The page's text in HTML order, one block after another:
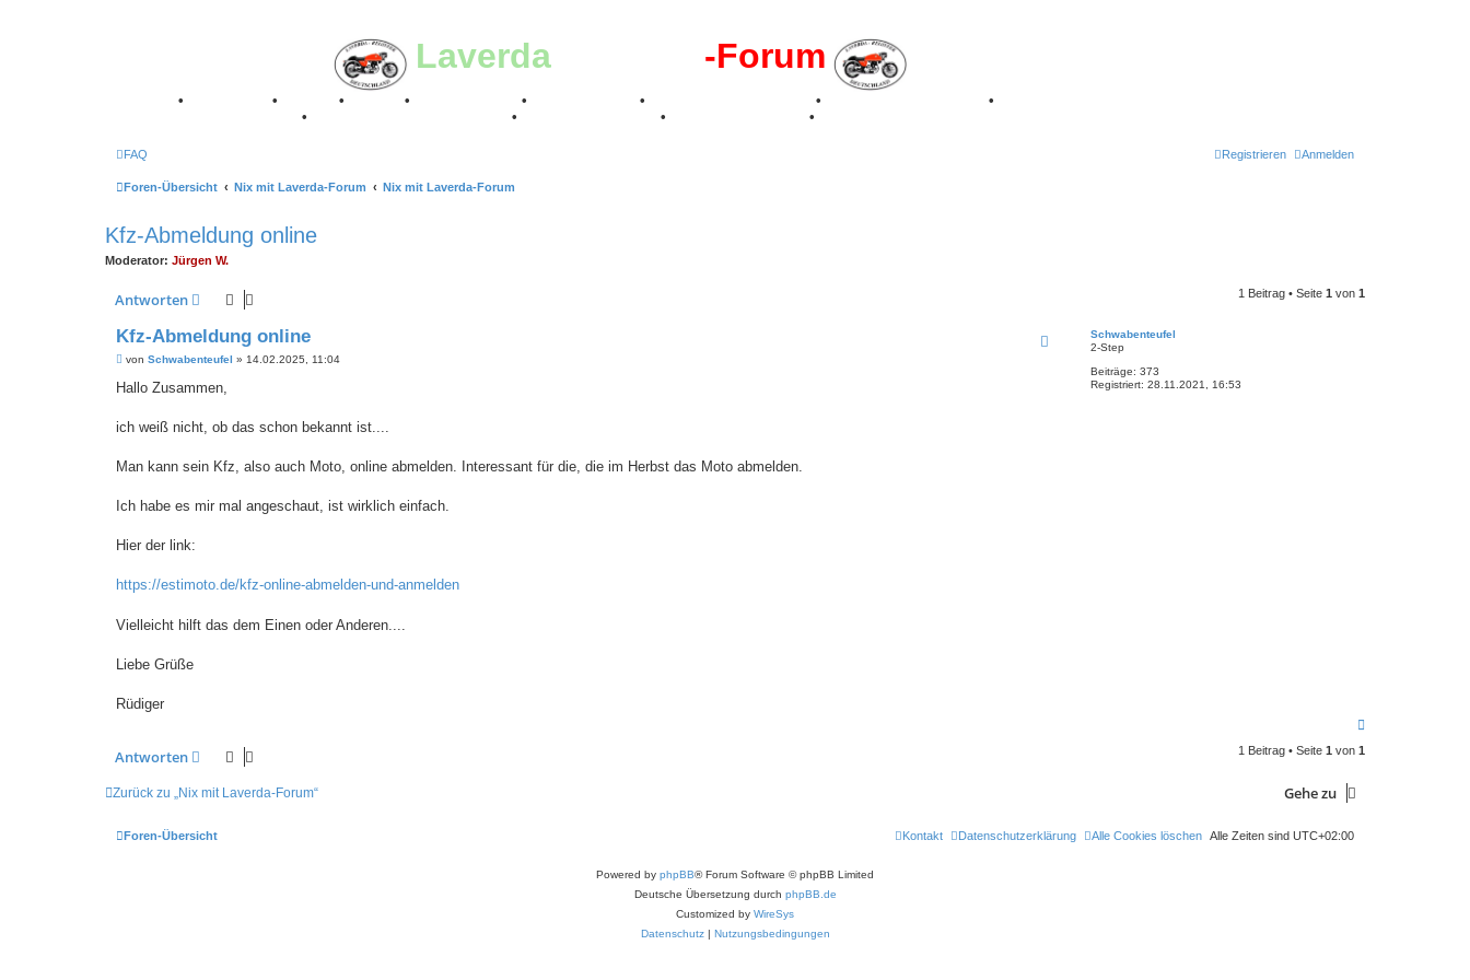
Laverda -Forum
• • • • • • •
•
• • • •
FAQ Anmelden
Registrieren
Foren-Übersicht Nix mit Laverda-Forum Nix mit Laverda-Forum
Kfz-Abmeldung online
Moderator: Jürgen W.
Antworten 1 Beitrag • Seite 1 von 1
Schwabenteufel
2-Step
Beiträge: 373
Registriert: 28.11.2021, 16:53
Kfz-Abmeldung online
B
i
a
von Schwabenteufel » 14.02.2025, 11:04
Hallo Zusammen,
ich weiß nicht, ob das schon bekannt ist....
Man kann sein Kfz, also auch Moto, online abmelden. Interessant für die, die im Herbst das Moto abmelden.
Ich habe es mir mal angeschaut, ist wirklich einfach.
Hier der link:
https://estimoto.de/kfz-online-abmelden-und-anmelden
Vielleicht hilft das dem Einen oder Anderen....
Liebe Grüße
Rüdiger
c
Antworten 1 Beitrag • Seite 1 von 1
Zurück zu „Nix mit Laverda-Forum“ Gehe zu
Foren-Übersicht Alle Zeiten sind UTC+02:00
Alle Cookies löschen
Datenschutzerklärung
Kontakt
Powered by phpBB® Forum Software © phpBB Limited
Deutsche Übersetzung durch phpBB.de
Customized by WireSys
Datenschutz| Nutzungsbedingungen